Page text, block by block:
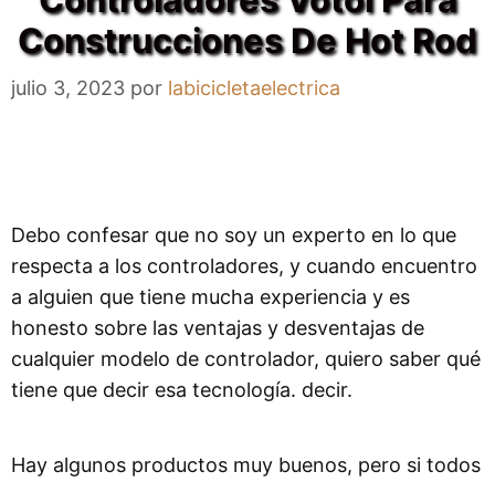
Construcciones De Hot Rod
julio 3, 2023 por labicicletaelectrica
Debo confesar que no soy un experto en lo que
respecta a los controladores, y cuando encuentro
a alguien que tiene mucha experiencia y es
honesto sobre las ventajas y desventajas de
cualquier modelo de controlador, quiero saber qué
tiene que decir esa tecnología. decir.
Hay algunos productos muy buenos, pero si todos